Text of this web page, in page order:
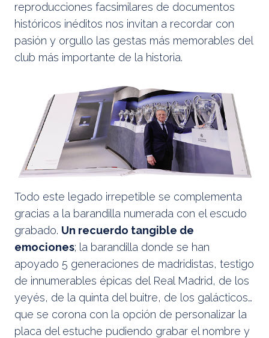
reproducciones facsimilares de documentos
históricos inéditos nos invitan a recordar con
pasión y orgullo las gestas más memorables del
club más importante de la historia.
Todo este legado irrepetible se complementa
gracias a la barandilla numerada con el escudo
grabado. Un recuerdo tangible de
emociones; la barandilla donde se han
apoyado 5 generaciones de madridistas, testigo
de innumerables épicas del Real Madrid, de los
yeyés, de la quinta del buitre, de los galácticos…
que se corona con la opción de personalizar la
placa del estuche pudiendo grabar el nombre y